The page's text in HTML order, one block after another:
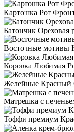
Картошка Рот
Батончик Ореховая
Восточные мотивы
Коровка Любимая
Желейные Красный
Матрешка с
Тоффи премиум